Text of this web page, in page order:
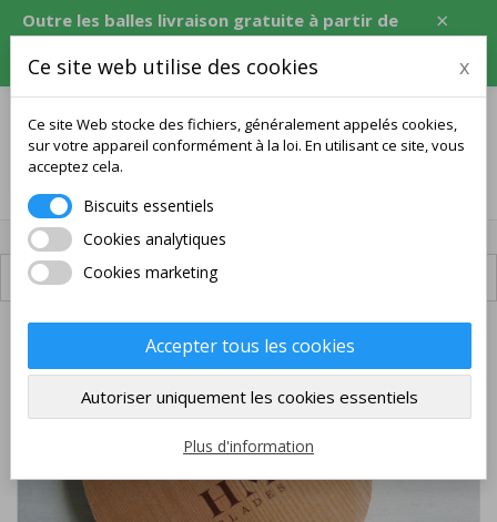
×
Outre les balles livraison gratuite à partir de
120 USD, soit l'équivalent en CZK, EUR, PLN,
RON.
Livraison disponible
Ce site web utilise des cookies x
Ce site Web stocke des fichiers, généralement appelés cookies,
sur votre appareil conformément à la loi. En utilisant ce site, vous
acceptez cela.
Biscuits essentiels
Cookies analytiques
Cookies marketing
Accepter tous les cookies
Autoriser uniquement les cookies essentiels
Plus d'information